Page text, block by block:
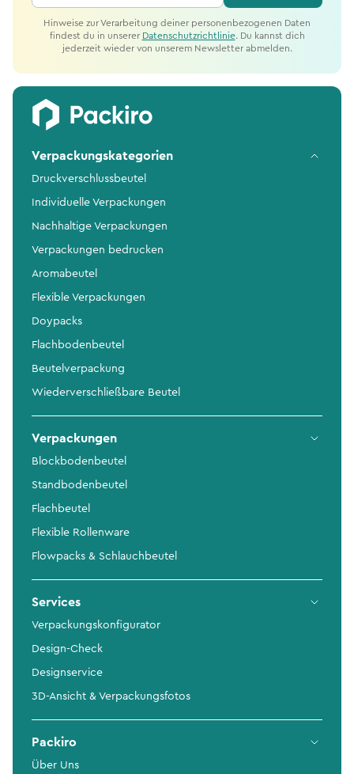
Hinweise zur Verarbeitung deiner personenbezogenen Daten
findest du in unserer Datenschutzrichtlinie. Du kannst dich
jederzeit wieder von unserem Newsletter abmelden.
Verpackungskategorien
Druckverschlussbeutel
Individuelle Verpackungen
Nachhaltige Verpackungen
Verpackungen bedrucken
Aromabeutel
Flexible Verpackungen
Doypacks
Flachbodenbeutel
Beutelverpackung
Wiederverschließbare Beutel
Verpackungen
Blockbodenbeutel
Standbodenbeutel
Flachbeutel
Flexible Rollenware
Flowpacks & Schlauchbeutel
Services
Verpackungskonfigurator
Design-Check
Designservice
3D-Ansicht & Verpackungsfotos
Packiro
Über Uns